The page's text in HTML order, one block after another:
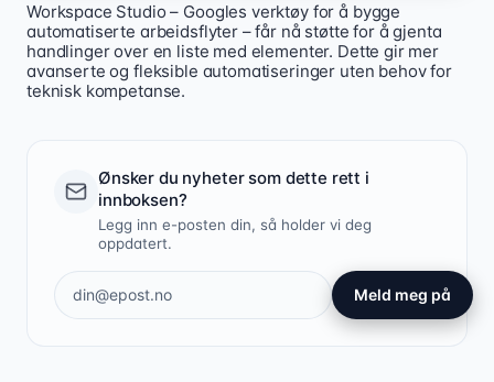
Workspace Studio – Googles verktøy for å bygge
automatiserte arbeidsflyter – får nå støtte for å gjenta
handlinger over en liste med elementer. Dette gir mer
avanserte og fleksible automatiseringer uten behov for
teknisk kompetanse.
Ønsker du nyheter som dette rett i
innboksen?
Legg inn e-posten din, så holder vi deg
oppdatert.
Meld meg på